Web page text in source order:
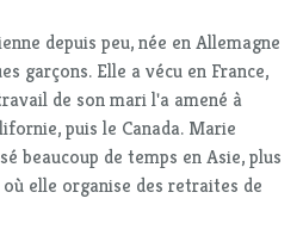
depuis peu, née en Allemagne
garçons. Elle a vécu en France,
de son mari l'a amené à
puis le Canada. Marie
beaucoup de temps en Asie, plus
elle organise des retraites de